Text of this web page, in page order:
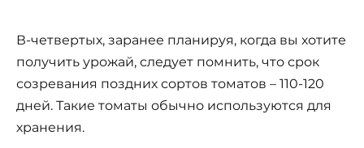
В-четвертых, заранее планируя, когда вы хотите
получить урожай, следует помнить, что срок
созревания поздних сортов томатов – 110-120
дней. Такие томаты обычно используются для
хранения.